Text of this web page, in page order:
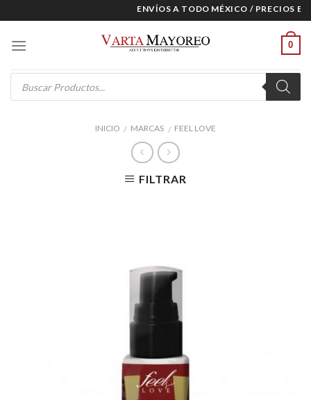
to
content
ENVÍOS A TODO MÉXICO / PRECIOS
0
Products
search
INICIO / MARCAS / FEEL LOVE
FILTRAR